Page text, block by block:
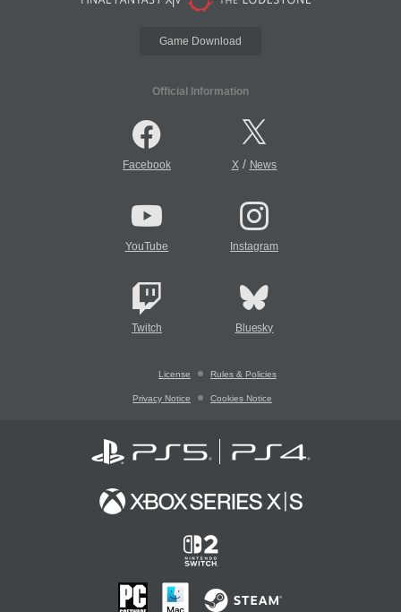
Game Download
Official Information
Facebook X/ News
YouTube Instagram
Twitch Bluesky
License Rules & Policies
Privacy Notice Cookies Notice